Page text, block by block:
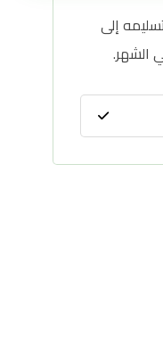
إلى
الشهر.